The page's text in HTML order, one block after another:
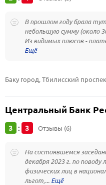
В прошлом году брала
небольшую сумму (около
Из видимых плюсов -
Баку город, Тбилисский
Центральный Банк
3 : 3 Отзывы (6)
На состоявшемся
декабря 2023 г. по поводу
физических лиц в
льгот,...